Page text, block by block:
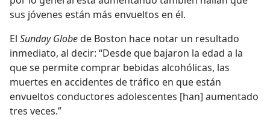
sus jóvenes están más envueltos en él.
El Sunday Globede Boston hace notar un resultado
inmediato, al decir: “Desde que bajaron la edad a la
que se permite comprar bebidas alcohólicas, las
muertes en accidentes de tráfico en que están
envueltos conductores adolescentes [han] aumentado
tres veces.”